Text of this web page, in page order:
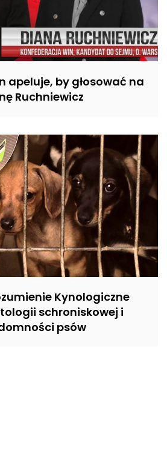
apeluje, by głosować na
Ruchniewicz
Kynologiczne
schroniskowej i
psów